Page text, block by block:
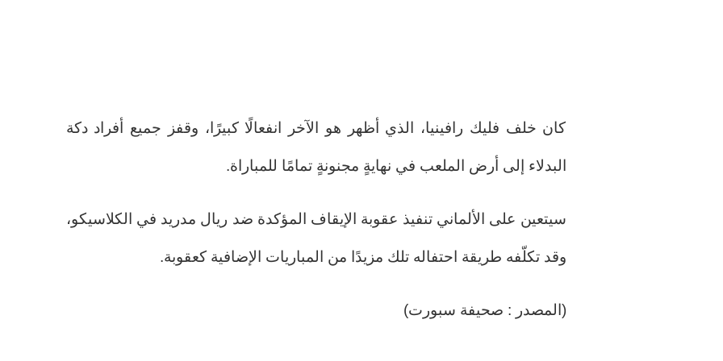
كان خلف فليك رافينيا، الذي أظهر هو الآخر انفعالًا كبيرًا، وقفز جميع أفراد دكة
البدلاء إلى أرض الملعب في نهايةٍ مجنونةٍ تمامًا للمباراة.
سيتعين على الألماني تنفيذ عقوبة الإيقاف المؤكدة ضد ريال مدريد في الكلاسيكو،
وقد تكلّفه طريقة احتفاله تلك مزيدًا من المباريات الإضافية كعقوبة.
(المصدر : صحيفة سبورت)